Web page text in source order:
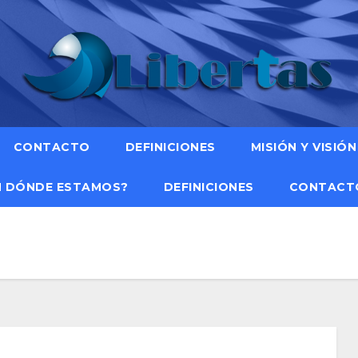
CONTACTO DEFINICIONES MISIÓN Y VISIÓN
DÓNDE ESTAMOS? DEFINICIONES